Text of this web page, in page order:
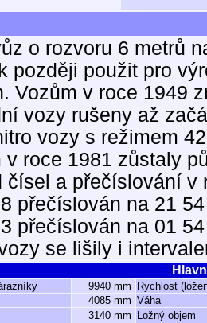
o rozvoru 6 metrů
později použit pro
Vozům v roce 1949
vozy rušeny až
vozy s režimem
v roce 1981 zůstaly
čísel a přečíslování v
přečíslován na 21
přečíslován na 01
se lišily i
9940 mm
Rychlost
4085 mm Váha
3140 mm
Ložný objem